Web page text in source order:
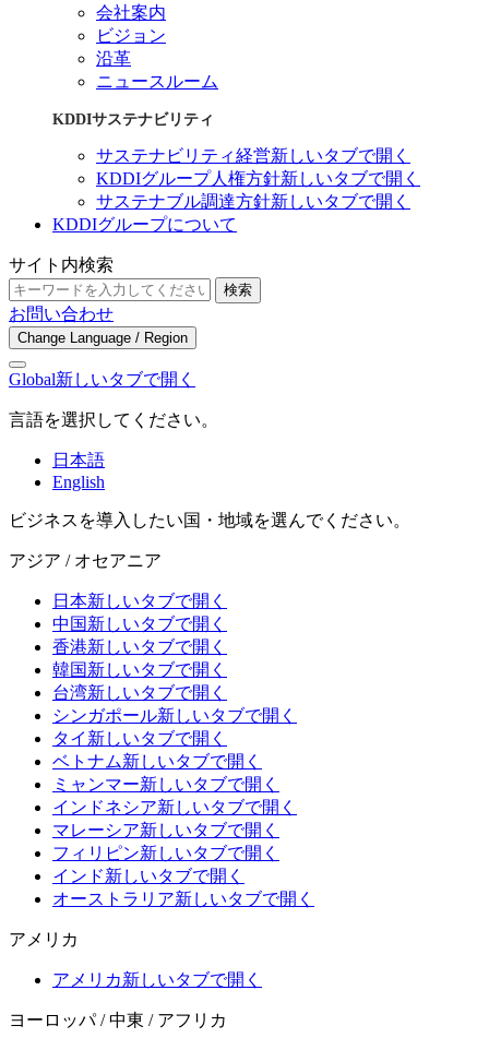
会社案内
ビジョン
沿革
ニュースルーム
KDDIサステナビリティ
サステナビリティ経営新しいタブで開く
KDDIグループ人権方針新しいタブで開く
サステナブル調達方針新しいタブで開く
KDDIグループについて
サイト内検索
検索
お問い合わせ
Change Language / Region
Global新しいタブで開く
言語を選択してください。
日本語
English
ビジネスを導入したい国・地域を選んでください。
アジア / オセアニア
日本新しいタブで開く
中国新しいタブで開く
香港新しいタブで開く
韓国新しいタブで開く
台湾新しいタブで開く
シンガポール新しいタブで開く
タイ 新しいタブで開く
ベトナム新しいタブで開く
ミャンマー新しいタブで開く
インドネシア新しいタブで開く
マレーシア新しいタブで開く
フィリピン新しいタブで開く
インド新しいタブで開く
オーストラリア新しいタブで開く
アメリカ
アメリカ新しいタブで開く
ヨーロッパ / 中東 / アフリカ